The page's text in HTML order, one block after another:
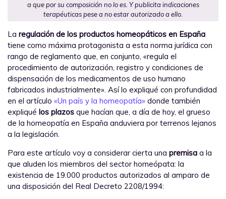
a que por su composición no lo es. Y publicita indicaciones
terapéuticas pese a no estar autorizado a ello.
La regulación de los productos homeopáticos en España
tiene como máxima protagonista a esta norma jurídica con
rango de reglamento que, en conjunto, «regula el
procedimiento de autorización, registro y condiciones de
dispensación de los medicamentos de uso humano
fabricados industrialmente». Así lo expliqué con profundidad
en el artículo «Un país y la homeopatía» donde también
expliqué los plazos que hacían que, a día de hoy, el grueso
de la homeopatía en España anduviera por terrenos lejanos
a la legislación.
Para este artículo voy a considerar cierta una premisa a la
que aluden los miembros del sector homeópata: la
existencia de 19.000 productos autorizados al amparo de
una disposición del Real Decreto 2208/1994: